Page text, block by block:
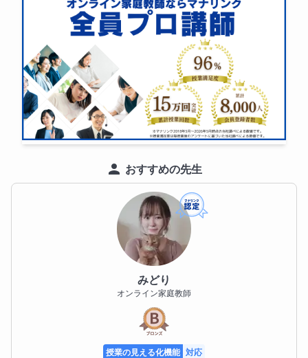
おすすめの先生
みどり
オンライン家庭教師
授業の見える化機能 対応